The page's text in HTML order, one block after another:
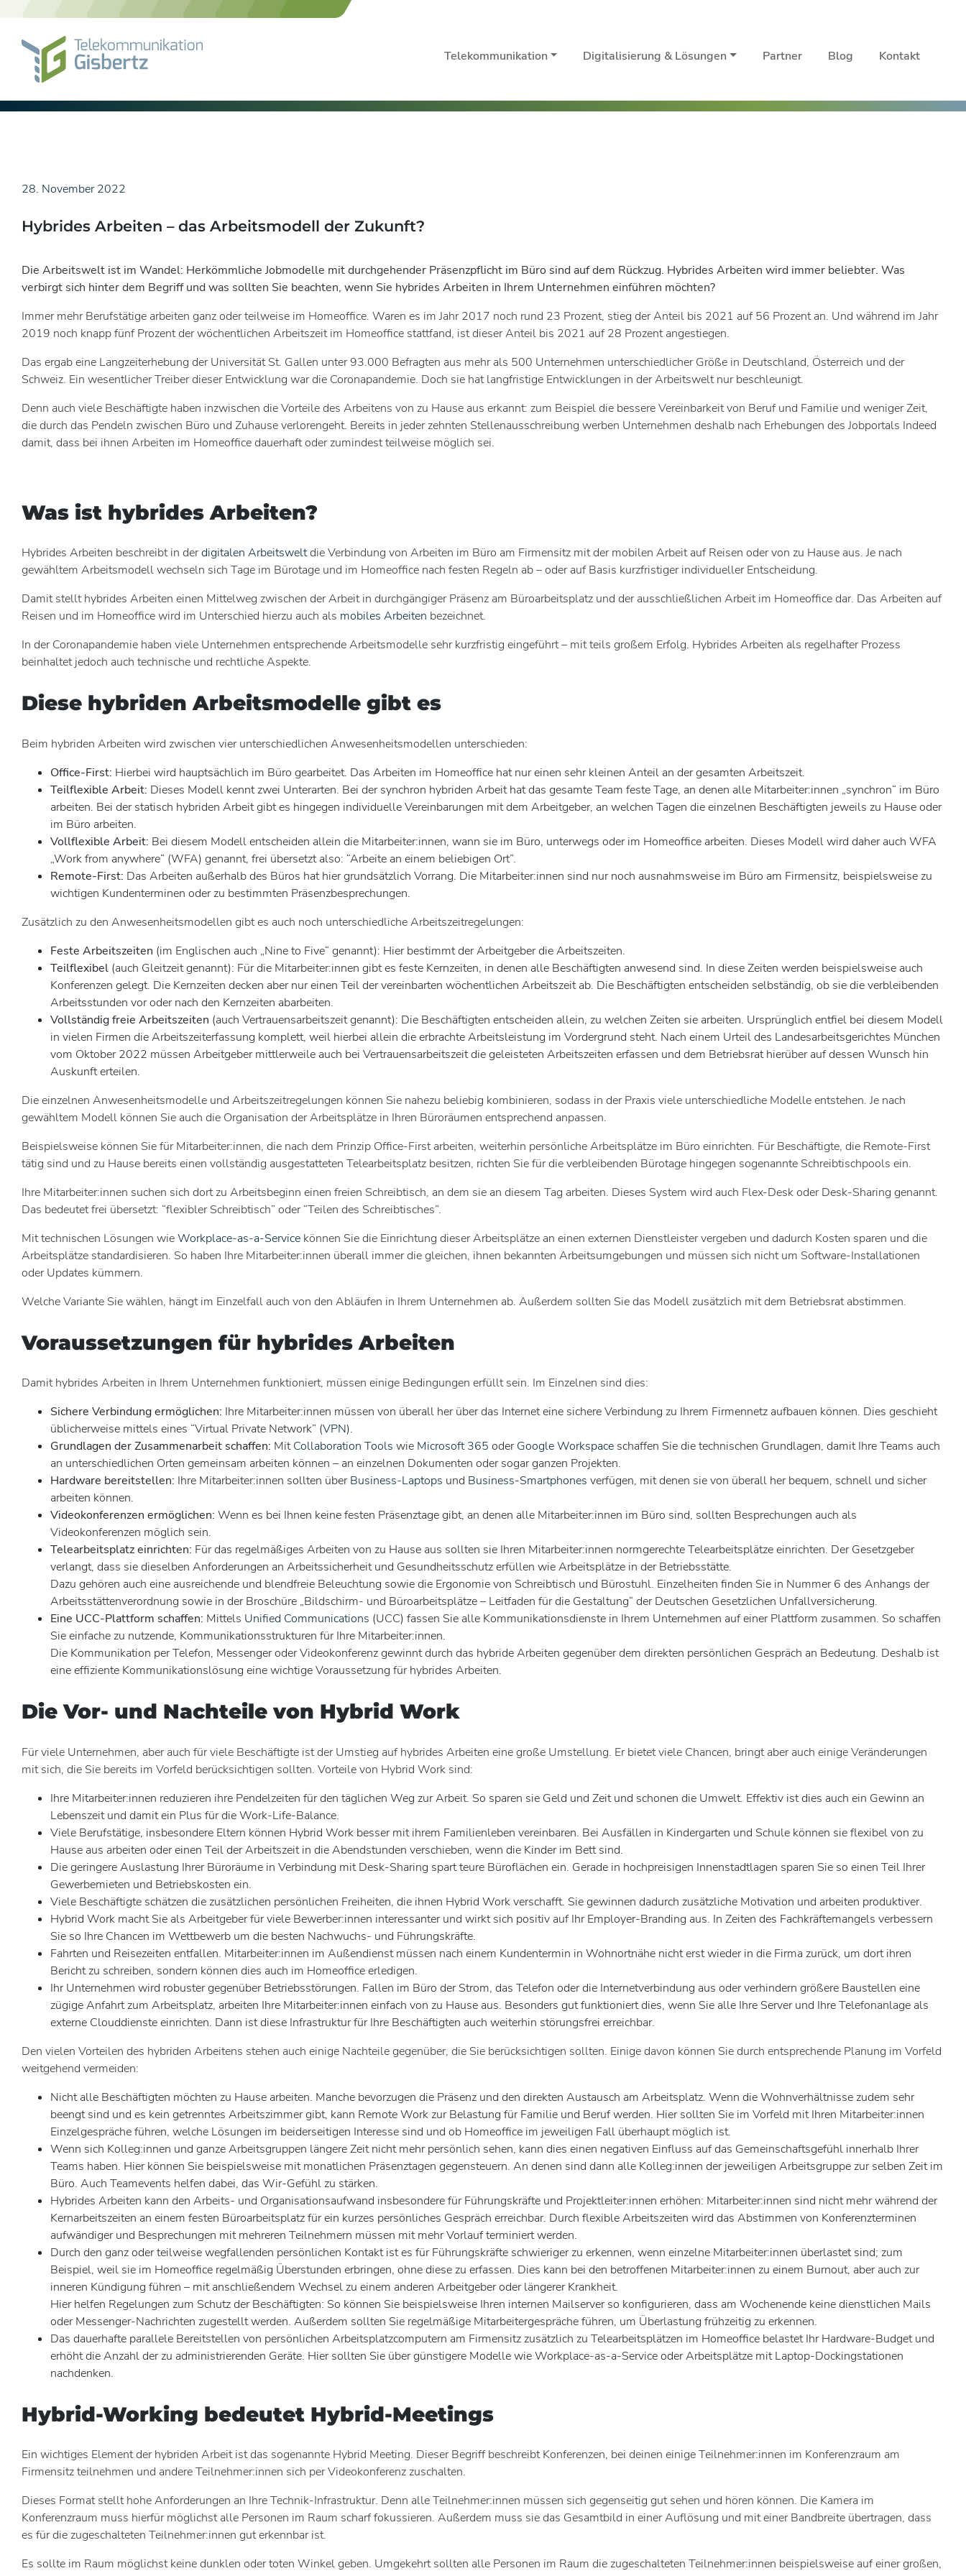
Skip
Telekommunikation Digitalisierung & Lösungen Partner Blog Kontakt
28. November 2022
Hybrides Arbeiten – das Arbeitsmodell der Zukunft?
Die Arbeitswelt ist im Wandel: Herkömmliche Jobmodelle mit durchgehender Präsenzpflicht im Büro sind auf dem Rückzug. Hybrides Arbeiten wird immer beliebter. Was
verbirgt sich hinter dem Begriff und was sollten Sie beachten, wenn Sie hybrides Arbeiten in Ihrem Unternehmen einführen möchten?
Immer mehr Berufstätige arbeiten ganz oder teilweise im Homeoffice. Waren es im Jahr 2017 noch rund 23 Prozent, stieg der Anteil bis 2021 auf 56 Prozent an. Und während im Jahr
2019 noch knapp fünf Prozent der wöchentlichen Arbeitszeit im Homeoffice stattfand, ist dieser Anteil bis 2021 auf 28 Prozent angestiegen.
Das ergab eine Langzeiterhebung der Universität St. Gallen unter 93.000 Befragten aus mehr als 500 Unternehmen unterschiedlicher Größe in Deutschland, Österreich und der
Schweiz. Ein wesentlicher Treiber dieser Entwicklung war die Coronapandemie. Doch sie hat langfristige Entwicklungen in der Arbeitswelt nur beschleunigt.
Denn auch viele Beschäftigte haben inzwischen die Vorteile des Arbeitens von zu Hause aus erkannt: zum Beispiel die bessere Vereinbarkeit von Beruf und Familie und weniger Zeit,
die durch das Pendeln zwischen Büro und Zuhause verlorengeht. Bereits in jeder zehnten Stellenausschreibung werben Unternehmen deshalb nach Erhebungen des Jobportals Indeed
damit, dass bei ihnen Arbeiten im Homeoffice dauerhaft oder zumindest teilweise möglich sei.
Was ist hybrides Arbeiten?
Hybrides Arbeiten beschreibt in derdigitalen Arbeitsweltdie Verbindung von Arbeiten im Büro am Firmensitz mit der mobilen Arbeit auf Reisen oder von zu Hause aus. Je nach
gewähltem Arbeitsmodell wechseln sich Tage im Bürotage und im Homeoffice nach festen Regeln ab – oder auf Basis kurzfristiger individueller Entscheidung.
Damit stellt hybrides Arbeiten einen Mittelweg zwischen der Arbeit in durchgängiger Präsenz am Büroarbeitsplatz und der ausschließlichen Arbeit im Homeoffice dar. Das Arbeiten auf
Reisen und im Homeoffice wird im Unterschied hierzu auch als mobiles Arbeiten bezeichnet.
In der Coronapandemie haben viele Unternehmen entsprechende Arbeitsmodelle sehr kurzfristig eingeführt – mit teils großem Erfolg. Hybrides Arbeiten als regelhafter Prozess
beinhaltet jedoch auch technische und rechtliche Aspekte.
Diese hybriden Arbeitsmodelle gibt es
Beim hybriden Arbeiten wird zwischen vier unterschiedlichen Anwesenheitsmodellen unterschieden:
Office-First: Hierbei wird hauptsächlich im Büro gearbeitet. Das Arbeiten im Homeoffice hat nur einen sehr kleinen Anteil an der gesamten Arbeitszeit.
Teilflexible Arbeit: Dieses Modell kennt zwei Unterarten. Bei der synchron hybriden Arbeit hat das gesamte Team feste Tage, an denen alle Mitarbeiter:innen „synchron“ im Büro
arbeiten. Bei der statisch hybriden Arbeit gibt es hingegen individuelle Vereinbarungen mit dem Arbeitgeber, an welchen Tagen die einzelnen Beschäftigten jeweils zu Hause oder
im Büro arbeiten.
Vollflexible Arbeit: Bei diesem Modell entscheiden allein die Mitarbeiter:innen, wann sie im Büro, unterwegs oder im Homeoffice arbeiten. Dieses Modell wird daher auch WFA
„Work from anywhere“ (WFA) genannt, frei übersetzt also: “Arbeite an einem beliebigen Ort”.
Remote-First: Das Arbeiten außerhalb des Büros hat hier grundsätzlich Vorrang. Die Mitarbeiter:innen sind nur noch ausnahmsweise im Büro am Firmensitz, beispielsweise zu
wichtigen Kundenterminen oder zu bestimmten Präsenzbesprechungen.
Zusätzlich zu den Anwesenheitsmodellen gibt es auch noch unterschiedliche Arbeitszeitregelungen:
Feste Arbeitszeiten (im Englischen auch „Nine to Five“ genannt): Hier bestimmt der Arbeitgeber die Arbeitszeiten.
Teilflexibel (auch Gleitzeit genannt): Für die Mitarbeiter:innen gibt es feste Kernzeiten, in denen alle Beschäftigten anwesend sind. In diese Zeiten werden beispielsweise auch
Konferenzen gelegt. Die Kernzeiten decken aber nur einen Teil der vereinbarten wöchentlichen Arbeitszeit ab. Die Beschäftigten entscheiden selbständig, ob sie die verbleibenden
Arbeitsstunden vor oder nach den Kernzeiten abarbeiten.
Vollständig freie Arbeitszeiten (auch Vertrauensarbeitszeit genannt): Die Beschäftigten entscheiden allein, zu welchen Zeiten sie arbeiten. Ursprünglich entfiel bei diesem Modell
in vielen Firmen die Arbeitszeiterfassung komplett, weil hierbei allein die erbrachte Arbeitsleistung im Vordergrund steht. Nach einem Urteil des Landesarbeitsgerichtes München
vom Oktober 2022 müssen Arbeitgeber mittlerweile auch bei Vertrauensarbeitszeit die geleisteten Arbeitszeiten erfassen und dem Betriebsrat hierüber auf dessen Wunsch hin
Auskunft erteilen.
Die einzelnen Anwesenheitsmodelle und Arbeitszeitregelungen können Sie nahezu beliebig kombinieren, sodass in der Praxis viele unterschiedliche Modelle entstehen. Je nach
gewähltem Modell können Sie auch die Organisation der Arbeitsplätze in Ihren Büroräumen entsprechend anpassen.
Beispielsweise können Sie für Mitarbeiter:innen, die nach dem Prinzip Office-First arbeiten, weiterhin persönliche Arbeitsplätze im Büro einrichten. Für Beschäftigte, die Remote-First
tätig sind und zu Hause bereits einen vollständig ausgestatteten Telearbeitsplatz besitzen, richten Sie für die verbleibenden Bürotage hingegen sogenannte Schreibtischpools ein.
Ihre Mitarbeiter:innen suchen sich dort zu Arbeitsbeginn einen freien Schreibtisch, an dem sie an diesem Tag arbeiten. Dieses System wird auch Flex-Desk oder Desk-Sharing genannt.
Das bedeutet frei übersetzt: “flexibler Schreibtisch” oder “Teilen des Schreibtisches”.
Mit technischen Lösungen wieWorkplace-as-a-Service können Sie die Einrichtung dieser Arbeitsplätze an einen externen Dienstleister vergeben und dadurch Kosten sparen und die
Arbeitsplätze standardisieren. So haben Ihre Mitarbeiter:innen überall immer die gleichen, ihnen bekannten Arbeitsumgebungen und müssen sich nicht um Software-Installationen
oder Updates kümmern.
Welche Variante Sie wählen, hängt im Einzelfall auch von den Abläufen in Ihrem Unternehmen ab. Außerdem sollten Sie das Modell zusätzlich mit dem Betriebsrat abstimmen.
Voraussetzungen für hybrides Arbeiten
Damit hybrides Arbeiten in Ihrem Unternehmen funktioniert, müssen einige Bedingungen erfüllt sein. Im Einzelnen sind dies:
Sichere Verbindung ermöglichen: Ihre Mitarbeiter:innen müssen von überall her über das Internet eine sichere Verbindung zu Ihrem Firmennetz aufbauen können. Dies geschieht
üblicherweise mittels eines “Virtual Private Network” (VPN).
Grundlagen der Zusammenarbeit schaffen: MitCollaboration Tools wie Microsoft 365 oderGoogle Workspace schaffen Sie die technischen Grundlagen, damit Ihre Teams auch
an unterschiedlichen Orten gemeinsam arbeiten können – an einzelnen Dokumenten oder sogar ganzen Projekten.
Hardware bereitstellen: Ihre Mitarbeiter:innen sollten überBusiness-Laptops und Business-Smartphones verfügen, mit denen sie von überall her bequem, schnell und sicher
arbeiten können.
Videokonferenzen ermöglichen: Wenn es bei Ihnen keine festen Präsenztage gibt, an denen alle Mitarbeiter:innen im Büro sind, sollten Besprechungen auch als
Videokonferenzen möglich sein.
Telearbeitsplatz einrichten: Für das regelmäßiges Arbeiten von zu Hause aus sollten sie Ihren Mitarbeiter:innen normgerechte Telearbeitsplätze einrichten. Der Gesetzgeber
verlangt, dass sie dieselben Anforderungen an Arbeitssicherheit und Gesundheitsschutz erfüllen wie Arbeitsplätze in der Betriebsstätte.
Dazu gehören auch eine ausreichende und blendfreie Beleuchtung sowie die Ergonomie von Schreibtisch und Bürostuhl. Einzelheiten finden Sie in Nummer 6 des Anhangs der
Arbeitsstättenverordnung sowie in der Broschüre „Bildschirm- und Büroarbeitsplätze – Leitfaden für die Gestaltung“ der Deutschen Gesetzlichen Unfallversicherung.
Eine UCC-Plattform schaffen: Mittels Unified Communications (UCC) fassen Sie alle Kommunikationsdienste in Ihrem Unternehmen auf einer Plattform zusammen. So schaffen
Sie einfache zu nutzende, Kommunikationsstrukturen für Ihre Mitarbeiter:innen.
Die Kommunikation per Telefon, Messenger oder Videokonferenz gewinnt durch das hybride Arbeiten gegenüber dem direkten persönlichen Gespräch an Bedeutung. Deshalb ist
eine effiziente Kommunikationslösung eine wichtige Voraussetzung für hybrides Arbeiten.
Die Vor- und Nachteile von Hybrid Work
Für viele Unternehmen, aber auch für viele Beschäftigte ist der Umstieg auf hybrides Arbeiten eine große Umstellung. Er bietet viele Chancen, bringt aber auch einige Veränderungen
mit sich, die Sie bereits im Vorfeld berücksichtigen sollten. Vorteile von Hybrid Work sind:
Ihre Mitarbeiter:innen reduzieren ihre Pendelzeiten für den täglichen Weg zur Arbeit. So sparen sie Geld und Zeit und schonen die Umwelt. Effektiv ist dies auch ein Gewinn an
Lebenszeit und damit ein Plus für die Work-Life-Balance.
Viele Berufstätige, insbesondere Eltern können Hybrid Work besser mit ihrem Familienleben vereinbaren. Bei Ausfällen in Kindergarten und Schule können sie flexibel von zu
Hause aus arbeiten oder einen Teil der Arbeitszeit in die Abendstunden verschieben, wenn die Kinder im Bett sind.
Die geringere Auslastung Ihrer Büroräume in Verbindung mit Desk-Sharing spart teure Büroflächen ein. Gerade in hochpreisigen Innenstadtlagen sparen Sie so einen Teil Ihrer
Gewerbemieten und Betriebskosten ein.
Viele Beschäftigte schätzen die zusätzlichen persönlichen Freiheiten, die ihnen Hybrid Work verschafft. Sie gewinnen dadurch zusätzliche Motivation und arbeiten produktiver.
Hybrid Work macht Sie als Arbeitgeber für viele Bewerber:innen interessanter und wirkt sich positiv auf Ihr Employer-Branding aus. In Zeiten des Fachkräftemangels verbessern
Sie so Ihre Chancen im Wettbewerb um die besten Nachwuchs- und Führungskräfte.
Fahrten und Reisezeiten entfallen. Mitarbeiter:innen im Außendienst müssen nach einem Kundentermin in Wohnortnähe nicht erst wieder in die Firma zurück, um dort ihren
Bericht zu schreiben, sondern können dies auch im Homeoffice erledigen.
Ihr Unternehmen wird robuster gegenüber Betriebsstörungen. Fallen im Büro der Strom, das Telefon oder die Internetverbindung aus oder verhindern größere Baustellen eine
zügige Anfahrt zum Arbeitsplatz, arbeiten Ihre Mitarbeiter:innen einfach von zu Hause aus. Besonders gut funktioniert dies, wenn Sie alle Ihre Server und Ihre Telefonanlage als
externe Clouddienste einrichten. Dann ist diese Infrastruktur für Ihre Beschäftigten auch weiterhin störungsfrei erreichbar.
Den vielen Vorteilen des hybriden Arbeitens stehen auch einige Nachteile gegenüber, die Sie berücksichtigen sollten. Einige davon können Sie durch entsprechende Planung im Vorfeld
weitgehend vermeiden:
Nicht alle Beschäftigten möchten zu Hause arbeiten. Manche bevorzugen die Präsenz und den direkten Austausch am Arbeitsplatz. Wenn die Wohnverhältnisse zudem sehr
beengt sind und es kein getrenntes Arbeitszimmer gibt, kann Remote Work zur Belastung für Familie und Beruf werden. Hier sollten Sie im Vorfeld mit Ihren Mitarbeiter:innen
Einzelgespräche führen, welche Lösungen im beiderseitigen Interesse sind und ob Homeoffice im jeweiligen Fall überhaupt möglich ist.
Wenn sich Kolleg:innen und ganze Arbeitsgruppen längere Zeit nicht mehr persönlich sehen, kann dies einen negativen Einfluss auf das Gemeinschaftsgefühl innerhalb Ihrer
Teams haben. Hier können Sie beispielsweise mit monatlichen Präsenztagen gegensteuern. An denen sind dann alle Kolleg:innen der jeweiligen Arbeitsgruppe zur selben Zeit im
Büro. Auch Teamevents helfen dabei, das Wir-Gefühl zu stärken.
Hybrides Arbeiten kann den Arbeits- und Organisationsaufwand insbesondere für Führungskräfte und Projektleiter:innen erhöhen: Mitarbeiter:innen sind nicht mehr während der
Kernarbeitszeiten an einem festen Büroarbeitsplatz für ein kurzes persönliches Gespräch erreichbar. Durch flexible Arbeitszeiten wird das Abstimmen von Konferenzterminen
aufwändiger und Besprechungen mit mehreren Teilnehmern müssen mit mehr Vorlauf terminiert werden.
Durch den ganz oder teilweise wegfallenden persönlichen Kontakt ist es für Führungskräfte schwieriger zu erkennen, wenn einzelne Mitarbeiter:innen überlastet sind; zum
Beispiel, weil sie im Homeoffice regelmäßig Überstunden erbringen, ohne diese zu erfassen. Dies kann bei den betroffenen Mitarbeiter:innen zu einem Burnout, aber auch zur
inneren Kündigung führen – mit anschließendem Wechsel zu einem anderen Arbeitgeber oder längerer Krankheit.
Hier helfen Regelungen zum Schutz der Beschäftigten: So können Sie beispielsweise Ihren internen Mailserver so konfigurieren, dass am Wochenende keine dienstlichen Mails
oder Messenger-Nachrichten zugestellt werden. Außerdem sollten Sie regelmäßige Mitarbeitergespräche führen, um Überlastung frühzeitig zu erkennen.
Das dauerhafte parallele Bereitstellen von persönlichen Arbeitsplatzcomputern am Firmensitz zusätzlich zu Telearbeitsplätzen im Homeoffice belastet Ihr Hardware-Budget und
erhöht die Anzahl der zu administrierenden Geräte. Hier sollten Sie über günstigere Modelle wie Workplace-as-a-Service oder Arbeitsplätze mit Laptop-Dockingstationen
nachdenken.
Hybrid-Working bedeutet Hybrid-Meetings
Ein wichtiges Element der hybriden Arbeit ist das sogenannte Hybrid Meeting. Dieser Begriff beschreibt Konferenzen, bei deinen einige Teilnehmer:innen im Konferenzraum am
Firmensitz teilnehmen und andere Teilnehmer:innen sich per Videokonferenz zuschalten.
Dieses Format stellt hohe Anforderungen an Ihre Technik-Infrastruktur. Denn alle Teilnehmer:innen müssen sich gegenseitig gut sehen und hören können. Die Kamera im
Konferenzraum muss hierfür möglichst alle Personen im Raum scharf fokussieren. Außerdem muss sie das Gesamtbild in einer Auflösung und mit einer Bandbreite übertragen, dass
es für die zugeschalteten Teilnehmer:innen gut erkennbar ist.
Es sollte im Raum möglichst keine dunklen oder toten Winkel geben. Umgekehrt sollten alle Personen im Raum die zugeschalteten Teilnehmer:innen beispielsweise auf einer großen,